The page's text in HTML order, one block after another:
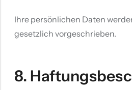
Ihre persönlichen Daten
gesetzlich vorgeschrieben.
8.